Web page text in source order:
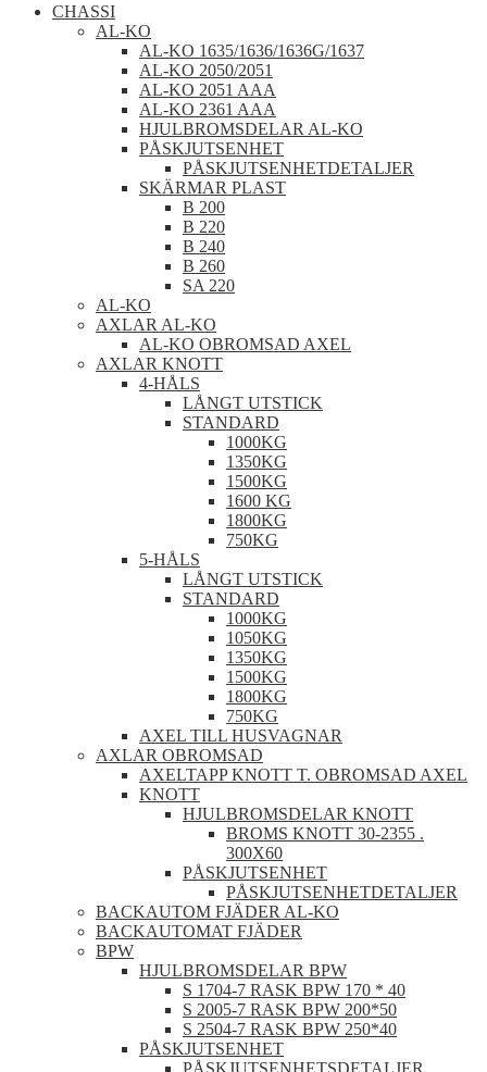
CHASSI
AL-KO
AL-KO 1635/1636/1636G/1637
AL-KO 2050/2051
AL-KO 2051 AAA
AL-KO 2361 AAA
HJULBROMSDELAR AL-KO
PÅSKJUTSENHET
PÅSKJUTSENHETDETALJER
SKÄRMAR PLAST
B 200
B 220
B 240
B 260
SA 220
AL-KO
AXLAR AL-KO
AL-KO OBROMSAD AXEL
AXLAR KNOTT
4-HÅLS
LÅNGT UTSTICK
STANDARD
1000KG
1350KG
1500KG
1600 KG
1800KG
750KG
5-HÅLS
LÅNGT UTSTICK
STANDARD
1000KG
1050KG
1350KG
1500KG
1800KG
750KG
AXEL TILL HUSVAGNAR
AXLAR OBROMSAD
AXELTAPP KNOTT T. OBROMSAD AXEL
KNOTT
HJULBROMSDELAR KNOTT
BROMS KNOTT 30-2355 .
300X60
PÅSKJUTSENHET
PÅSKJUTSENHETDETALJER
BACKAUTOM FJÄDER AL-KO
BACKAUTOMAT FJÄDER
BPW
HJULBROMSDELAR BPW
S 1704-7 RASK BPW 170 * 40
S 2005-7 RASK BPW 200*50
S 2504-7 RASK BPW 250*40
PÅSKJUTSENHET
PÅSKJUTSENHETSDETALJER